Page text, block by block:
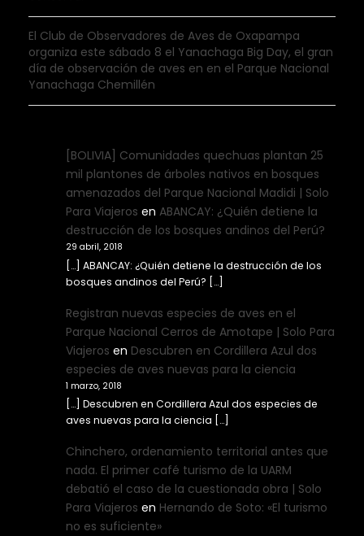
El Club de Observadores de Aves de Oxapampa
organiza este sábado 8 el Yanachaga Big Day, el gran
día de observación de aves en en el Parque Nacional
Yanachaga Chemillén
[BOLIVIA] Comunidades quechuas plantan 25
mil plantones de árboles nativos en bosques
amenazados del Parque Nacional Madidi | Solo
Para Viajeros en ABANCAY: ¿Quién detiene la
destrucción de los bosques andinos del Perú?
29 abril, 2018
[…] ABANCAY: ¿Quién detiene la destrucción de los
bosques andinos del Perú? […]
Registran nuevas especies de aves en el
Parque Nacional Cerros de Amotape | Solo Para
Viajeros en Descubren en Cordillera Azul dos
especies de aves nuevas para la ciencia
1 marzo, 2018
[…] Descubren en Cordillera Azul dos especies de
aves nuevas para la ciencia […]
Chinchero, ordenamiento territorial antes que
nada. El primer café turismo de la UARM
debatió el caso de la cuestionada obra | Solo
Para Viajeros en Hernando de Soto: «El turismo
no es suficiente»